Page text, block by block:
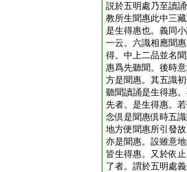
説於五明處乃至讀
教所生聞惠此中三
是生得惠也。義同
一云。六識相應聞
得。中上二品並名
惠爲先聽聞。後時
方是聞惠。其五識
聽聞讀誦是生得惠
先者。是生得惠。
念倶是聞惠倶時五
地方便聞惠所引發
亦是聞惠。設雖意
皆生得惠。又於依
了者。謂於五明處